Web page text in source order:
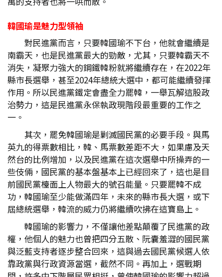
韓國瑜是魅力型領袖
對民進黨而言，只要韓國瑜不下台，他就會繼續是
南霸天，也是民進黨最大的勁敵，尤其，只要韓霸天不
消失，凝聚力強大的鋼鐵韓粉就將繼續存在，在2022年
縣市長選舉，甚至2024年總統大選中，都可能繼續發揮
作用。所以民進黨鐵定會盡全力罷韓，一舉瓦解這股政
治勢力，這是民進黨永保執政現階段最重要的工作之
一。
其次，罷免韓國瑜是剿滅國民黨的必要手段。與馬
英九的得票數相比，韓、馬票數差距不大，如果慮及天
然台的比例增加，以及民進黨在這次選舉中所操弄的一
些伎倆，國民黨的基本盤基本上已經回來了，這也是目
前國民黨檯面上人物最大的號召能量。只要罷韓不成
功，韓國瑜至少能做滿四年，未來的縣市長大選，或下
屆總統選舉，韓流的威力仍將繼續吹拂在這寶島上。
韓國瑜的影響力，不僅讓他差點顛覆了民進黨的政
權，他個人的魅力也曾把四分五散、阮囊羞澀的國民黨
與泛藍支持者逐步整合回來，這與過去國民黨候選人依
靠政黨與行政資源當選，截然不同。再加上，選戰期